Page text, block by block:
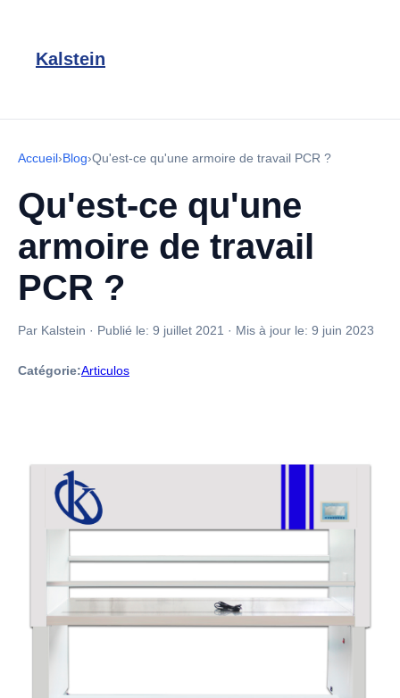
Kalstein
Accueil›Blog›Qu'est-ce qu'une armoire de travail PCR ?
Qu'est-ce qu'une
armoire de travail
PCR ?
Par Kalstein · Publié le: 9 juillet 2021 · Mis à jour le: 9 juin 2023
Catégorie:Articulos